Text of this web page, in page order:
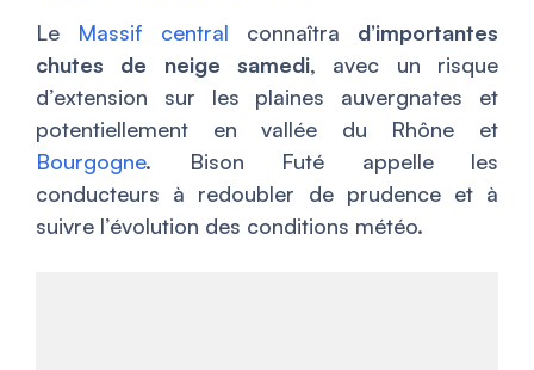
Le Massif central connaîtra d’importantes
chutes de neige samedi, avec un risque
d’extension sur les plaines auvergnates et
potentiellement en vallée du Rhône et
Bourgogne. Bison Futé appelle les
conducteurs à redoubler de prudence et à
suivre l’évolution des conditions météo.